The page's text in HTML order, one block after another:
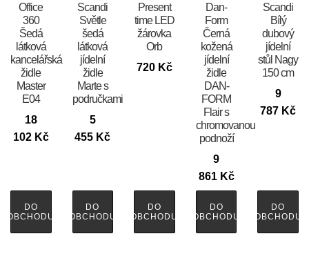
Office
360
Šedá
látková
kancelářská
židle
Master
E04
18
102 Kč
DO
OBCHODU
Scandi
Světle
šedá
látková
jídelní
židle
Marte s
područkami
5
455 Kč
DO
OBCHODU
Present
time LED
žárovka
Orb
720 Kč
DO
OBCHODU
​​​​​Dan-
Form
Černá
kožená
jídelní
židle
DAN-
FORM
Flair s
chromovanou
podnoží
9
861 Kč
DO
OBCHODU
Scandi
Bílý
dubový
jídelní
stůl Nagy
150 cm
9
787 Kč
DO
OBCHODU